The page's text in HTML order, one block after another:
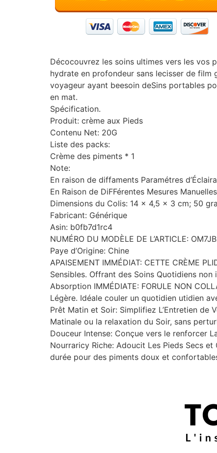
Décocouvrez les soins ultimes vers les vos
hydrate en profondeur sans lecisser de film
voyageur ayant beesoin deSins portables
en mat.
Spécification.
Produit: crème aux Pieds
Contenu Net: 20G
Liste des packs:
Crème des piments * 1
Note:
En raison de diffaments Paramétres
En Raison de DiFFérentes Mesures
Dimensions du Colis: 14 x 4,5 x 3 cm; 50
Fabricant: Générique
Asin: b0fb7d1rc4
NUMÉRO DU MODÈLE DE L’ARTICLE:
Paye d’Origine: Chine
APAISEMENT IMMÉDIAT: CETTE CRÈME
Sensibles. Offrant des Soins Quotidiens
Absorption IMMÉDIATE: FORULE NON
Légère. Idéale couler un quotidien utidien
Prêt Matin et Soir: Simplifiez L’Entretien de
Matinale ou la relaxation du Soir, sans
Douceur Intense: Conçue vers le renforcer
Nourraricy Riche: Adoucit Les Pieds Secs
durée pour des piments doux et